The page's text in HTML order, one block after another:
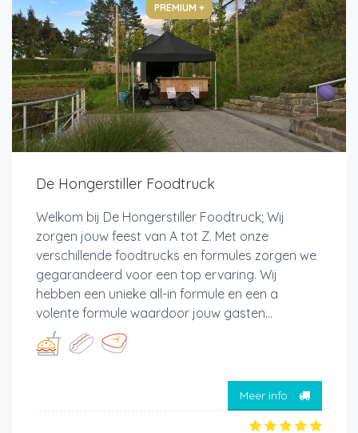
PREMIUM +
De Hongerstiller Foodtruck
Welkom bij De Hongerstiller Foodtruck; Wij
zorgen jouw feest van A tot Z. Met onze
verschillende foodtrucks en formules zorgen we
gegarandeerd voor een top ervaring. Wij
hebben een unieke all-in formule en een a
volente formule waardoor jouw gasten...
Meer info